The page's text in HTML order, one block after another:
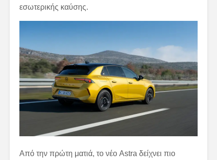
εσωτερικής καύσης.
Από την πρώτη ματιά, το νέο Astra δείχνει πιο